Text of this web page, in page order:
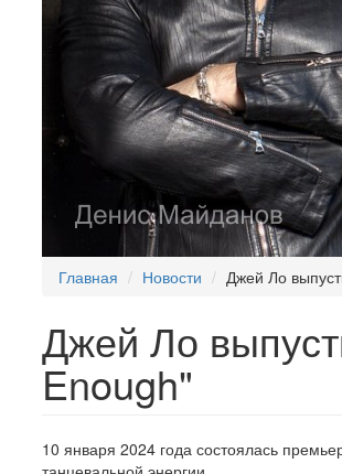
Главная Новости Джей Ло
Джей Ло
Enough"
10 января 2024 года состоялась